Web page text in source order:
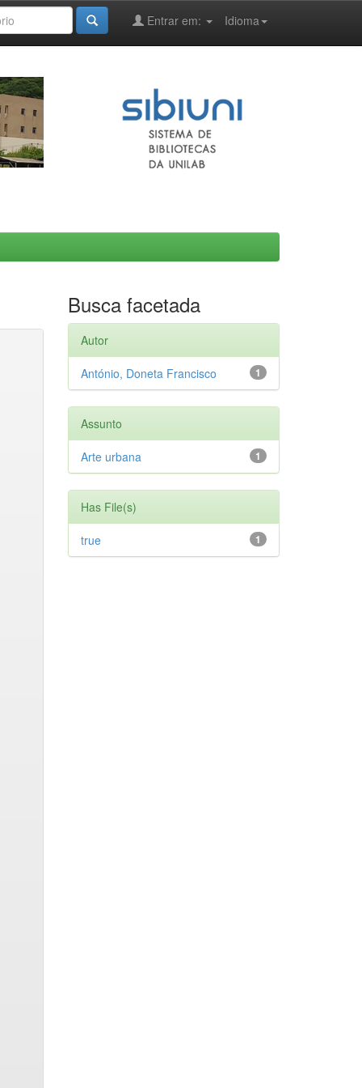
Idioma
Entrar em:
Busca facetada
Autor
1
António, Doneta Francisco
Assunto
1
Arte urbana
Has File(s)
1
true